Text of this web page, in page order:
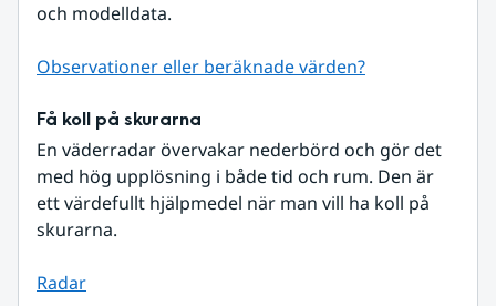
och modelldata.
Observationer eller beräknade värden?
Få koll på skurarna
En väderradar övervakar nederbörd och gör det
med hög upplösning i både tid och rum. Den är
ett värdefullt hjälpmedel när man vill ha koll på
skurarna.
Radar